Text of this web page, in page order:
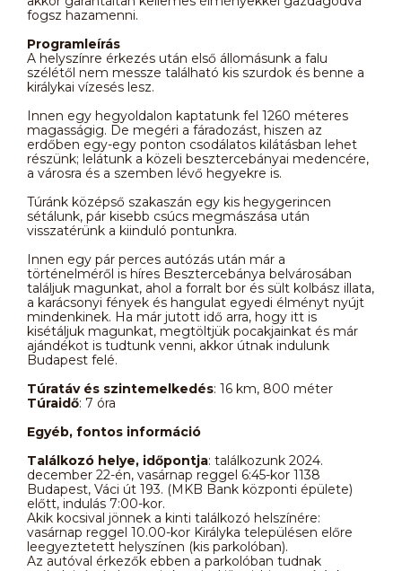
fogsz hazamenni.
Programleírás
A helyszínre érkezés után első állomásunk a falu
szélétől nem messze található kis szurdok és benne a
királykai vízesés lesz.
Innen egy hegyoldalon kaptatunk fel 1260 méteres
magasságig. De megéri a fáradozást, hiszen az
erdőben egy-egy ponton csodálatos kilátásban lehet
részünk; lelátunk a közeli besztercebányai medencére,
a városra és a szemben lévő hegyekre is.
Túránk középső szakaszán egy kis hegygerincen
sétálunk, pár kisebb csúcs megmászása után
visszatérünk a kiinduló pontunkra.
Innen egy pár perces autózás után már a
történelméről is híres Besztercebánya belvárosában
találjuk magunkat, ahol a forralt bor és sült kolbász illata,
a karácsonyi fények és hangulat egyedi élményt nyújt
mindenkinek. Ha már jutott idő arra, hogy itt is
kisétáljuk magunkat, megtöltjük pocakjainkat és már
ajándékot is tudtunk venni, akkor útnak indulunk
Budapest felé.
Túratáv és szintemelkedés: 16 km, 800 méter
Túraidő: 7 óra
Egyéb, fontos információ
Találkozó helye, időpontja: találkozunk 2024.
december 22-én, vasárnap reggel 6:45-kor 1138
Budapest, Váci út 193. (MKB Bank központi épülete)
előtt, indulás 7:00-kor.
Akik kocsival jönnek a kinti találkozó helszínére:
vasárnap reggel 10.00-kor Királyka településen előre
leegyeztetett helyszínen (kis parkolóban).
Az autóval érkezők ebben a parkolóban tudnak